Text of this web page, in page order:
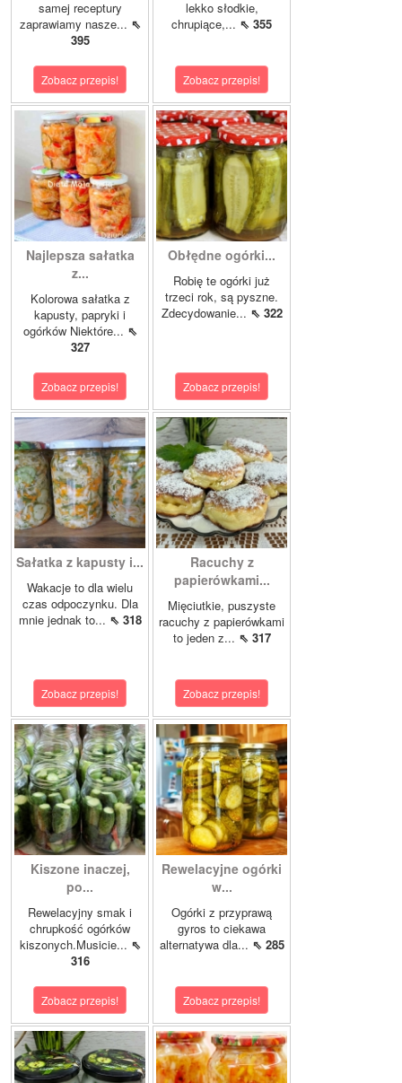
samej receptury
zaprawiamy nasze... ⇖
395
Zobacz przepis!
lekko słodkie,
chrupiące,... ⇖ 355
Zobacz przepis!
Najlepsza sałatka
z...
Kolorowa sałatka z
kapusty, papryki i
ogórków Niektóre... ⇖
327
Zobacz przepis!
Obłędne ogórki...
Robię te ogórki już
trzeci rok, są pyszne.
Zdecydowanie... ⇖ 322
Zobacz przepis!
Sałatka z kapusty i...
Wakacje to dla wielu
czas odpoczynku. Dla
mnie jednak to... ⇖ 318
Zobacz przepis!
Racuchy z
papierówkami...
Mięciutkie, puszyste
racuchy z papierówkami
to jeden z... ⇖ 317
Zobacz przepis!
Kiszone inaczej,
po...
Rewelacyjny smak i
chrupkość ogórków
kiszonych.Musicie... ⇖
316
Zobacz przepis!
Rewelacyjne ogórki
w...
Ogórki z przyprawą
gyros to ciekawa
alternatywa dla... ⇖ 285
Zobacz przepis!